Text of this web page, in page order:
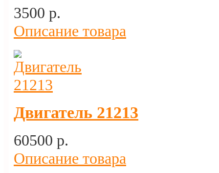
3500 p.
Описание товара
Двигатель 21213
60500 p.
Описание товара